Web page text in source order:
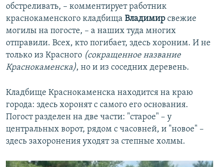
обстреливать, – комментирует работник
краснокаменского кладбища Владимир свежие
могилы на погосте, – а наших туда многих
отправили. Всех, кто погибает, здесь хороним. И не
только из Красного (сокращенное название
Краснокаменска), но и из соседних деревень.
Кладбище Краснокаменска находится на краю
города: здесь хоронят с самого его основания.
Погост разделен на две части: "старое" – у
центральных ворот, рядом с часовней, и "новое" –
здесь захоронения уходят за степные холмы.